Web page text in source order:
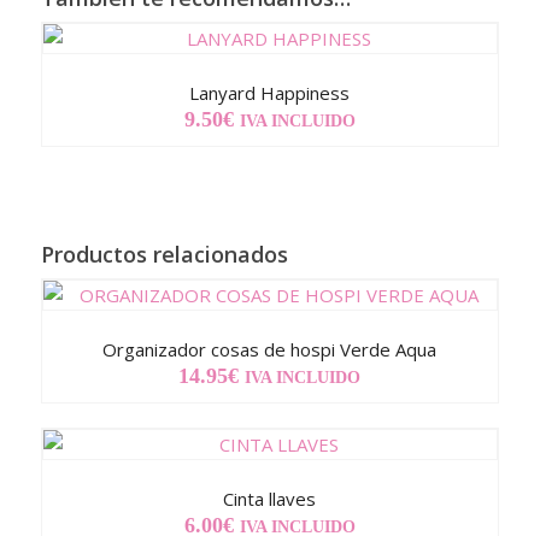
Lanyard Happiness
9.50€ IVA INCLUIDO
Productos relacionados
Organizador cosas de hospi Verde Aqua
14.95€ IVA INCLUIDO
Cinta llaves
6.00€ IVA INCLUIDO